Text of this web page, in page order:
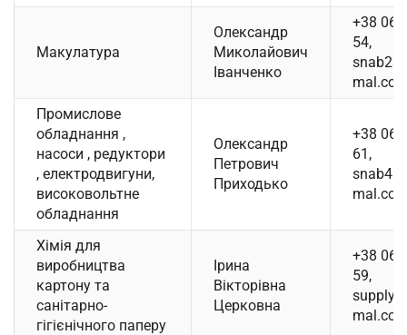
Макулатура
Олександр
Миколайович
Іванченко
+38
54,
Промислове
обладнання ,
насоси , редуктори
, електродвигуни,
високовольтне
обладнання
Олександр
Петрович
Приходько
+38
61,
Хімія для
виробництва
картону та
санітарно-
гігієнічного паперу
Ірина
Вікторівна
Церковна
+38
59,